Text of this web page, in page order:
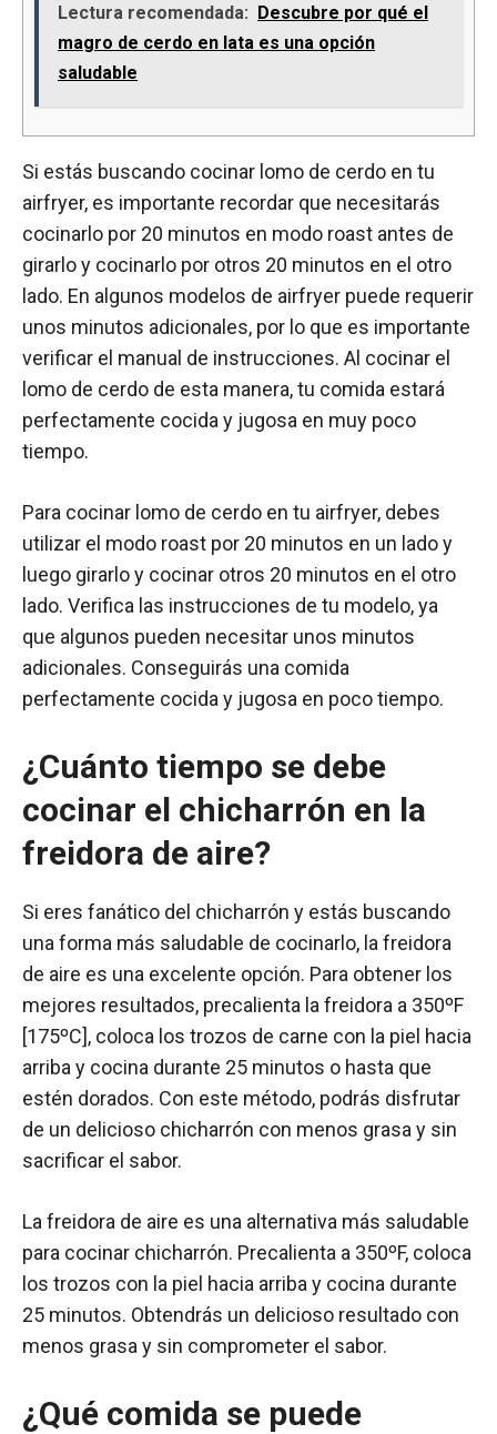
Lectura recomendada: Descubre por qué el
magro de cerdo en lata es una opción
saludable
Si estás buscando cocinar lomo de cerdo en tu
airfryer, es importante recordar que necesitarás
cocinarlo por 20 minutos en modo roast antes de
girarlo y cocinarlo por otros 20 minutos en el otro
lado. En algunos modelos de airfryer puede requerir
unos minutos adicionales, por lo que es importante
verificar el manual de instrucciones. Al cocinar el
lomo de cerdo de esta manera, tu comida estará
perfectamente cocida y jugosa en muy poco
tiempo.
Para cocinar lomo de cerdo en tu airfryer, debes
utilizar el modo roast por 20 minutos en un lado y
luego girarlo y cocinar otros 20 minutos en el otro
lado. Verifica las instrucciones de tu modelo, ya
que algunos pueden necesitar unos minutos
adicionales. Conseguirás una comida
perfectamente cocida y jugosa en poco tiempo.
¿Cuánto tiempo se debe
cocinar el chicharrón en la
freidora de aire?
Si eres fanático del chicharrón y estás buscando
una forma más saludable de cocinarlo, la freidora
de aire es una excelente opción. Para obtener los
mejores resultados, precalienta la freidora a 350ºF
[175ºC], coloca los trozos de carne con la piel hacia
arriba y cocina durante 25 minutos o hasta que
estén dorados. Con este método, podrás disfrutar
de un delicioso chicharrón con menos grasa y sin
sacrificar el sabor.
La freidora de aire es una alternativa más saludable
para cocinar chicharrón. Precalienta a 350ºF, coloca
los trozos con la piel hacia arriba y cocina durante
25 minutos. Obtendrás un delicioso resultado con
menos grasa y sin comprometer el sabor.
¿Qué comida se puede